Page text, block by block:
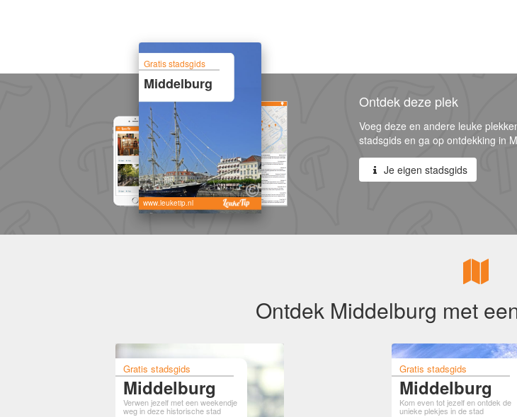
Gratis stadsgids
Middelburg
www.leuketip.nl
Ontdek deze plek
Voeg deze en andere leuke
stadsgids en ga op ontdekking in
Je eigen stadsgids
Ontdek Middelburg met
Gratis stadsgids
Middelburg
Verwen jezelf met een weekendje
weg in deze historische stad
Gratis stadsgids
Middelburg
Kom even tot jezelf en ontdek de
unieke plekjes in de stad